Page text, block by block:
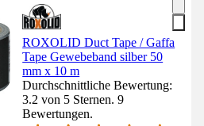
ROXOLID Duct Tape / Gaffa
Tape Gewebeband silber 50
mm x 10 m
Durchschnittliche Bewertung:
3.2 von 5 Sternen. 9
Bewertungen.